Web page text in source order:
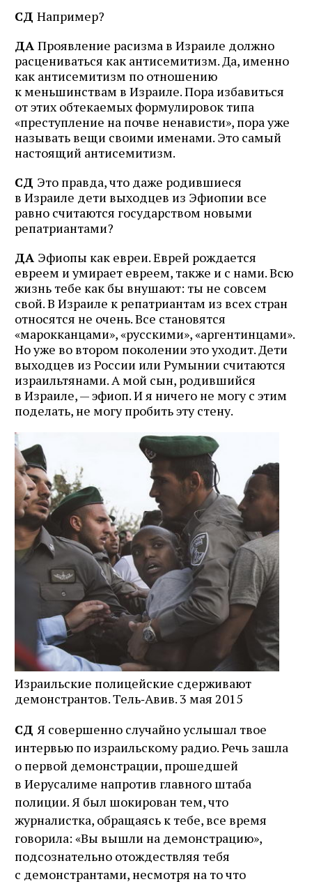
СД Например?
ДА Проявление расизма в Израиле должно
расцениваться как антисемитизм. Да, именно
как антисемитизм по отношению
к меньшинствам в Израиле. Пора избавиться
от этих обтекаемых формулировок типа
«преступление на почве ненависти», пора уже
называть вещи своими именами. Это самый
настоящий антисемитизм.
СД Это правда, что даже родившиеся
в Израиле дети выходцев из Эфиопии все
равно считаются государством новыми
репатриантами?
ДА Эфиопы как евреи. Еврей рождается
евреем и умирает евреем, также и с нами. Всю
жизнь тебе как бы внушают: ты не совсем
свой. В Израиле к репатриантам из всех стран
относятся не очень. Все становятся
«марокканцами», «русскими», «аргентинцами».
Но уже во втором поколении это уходит. Дети
выходцев из России или Румынии считаются
израильтянами. А мой сын, родившийся
в Израиле, — эфиоп. И я ничего не могу с этим
поделать, не могу пробить эту стену.
Израильские полицейские сдерживают
демонстрантов. Тель‑Авив. 3 мая 2015
СД Я совершенно случайно услышал твое
интервью по израильскому радио. Речь зашла
о первой демонстрации, прошедшей
в Иерусалиме напротив главного штаба
полиции. Я был шокирован тем, что
журналистка, обращаясь к тебе, все время
говорила: «Вы вышли на демонстрацию»,
подсознательно отождествляя тебя
с демонстрантами, несмотря на то что